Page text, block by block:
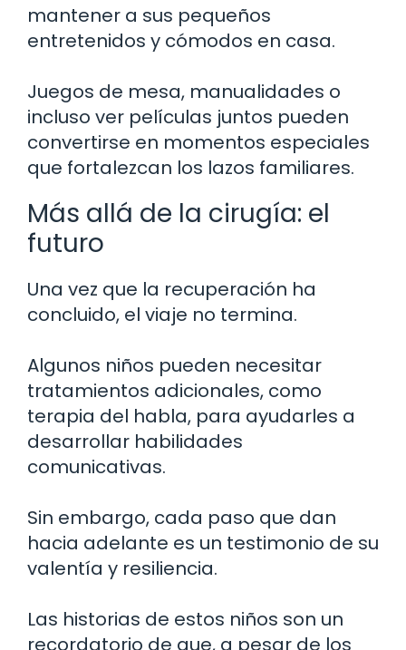
mantener a sus pequeños
entretenidos y cómodos en casa.
Juegos de mesa, manualidades o
incluso ver películas juntos pueden
convertirse en momentos especiales
que fortalezcan los lazos familiares.
Más allá de la cirugía: el
futuro
Una vez que la recuperación ha
concluido, el viaje no termina.
Algunos niños pueden necesitar
tratamientos adicionales, como
terapia del habla, para ayudarles a
desarrollar habilidades
comunicativas.
Sin embargo, cada paso que dan
hacia adelante es un testimonio de su
valentía y resiliencia.
Las historias de estos niños son un
recordatorio de que, a pesar de los